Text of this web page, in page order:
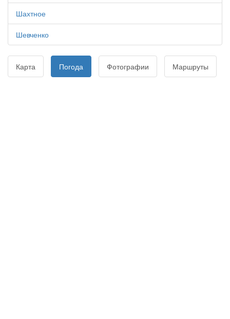
Шахтное
Шевченко
Карта Погода Фотографии Маршруты